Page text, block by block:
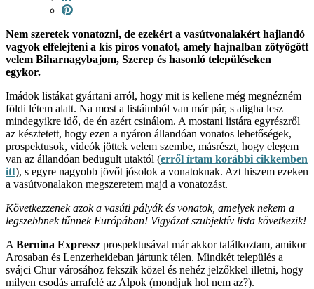
Nem szeretek vonatozni, de ezekért a vasútvonalakért hajlandó
vagyok elfelejteni a kis piros vonatot, amely hajnalban zötyögött
velem Biharnagybajom, Szerep és hasonló településeken
egykor.
Imádok listákat gyártani arról, hogy mit is kellene még megnézném
földi létem alatt. Na most a listáimból van már pár, s aligha lesz
mindegyikre idő, de én azért csinálom. A mostani listára egyrészről
az késztetett, hogy ezen a nyáron állandóan vonatos lehetőségek,
prospektusok, videók jöttek velem szembe, másrészt, hogy elegem
van az állandóan bedugult utaktól (erről írtam korábbi cikkemben
itt), s egyre nagyobb jövőt jósolok a vonatoknak. Azt hiszem ezeken
a vasútvonalakon megszeretem majd a vonatozást.
Következzenek azok a vasúti pályák és vonatok, amelyek nekem a
legszebbnek tűnnek Európában! Vigyázat szubjektív lista következik!
A Bernina Expressz prospektusával már akkor találkoztam, amikor
Arosaban és Lenzerheideban jártunk télen. Mindkét település a
svájci Chur városához fekszik közel és nehéz jelzőkkel illetni, hogy
milyen csodás arrafelé az Alpok (mondjuk hol nem az?).